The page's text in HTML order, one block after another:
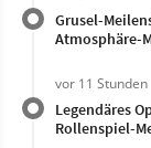
Grusel-
Atmosphäre-
vor 11 Stunden
Legendäres
Rollenspiel-